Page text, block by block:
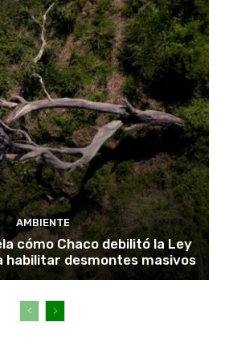
AMBIENTE
cómo Chaco debilitó la Ley
habilitar desmontes masivos